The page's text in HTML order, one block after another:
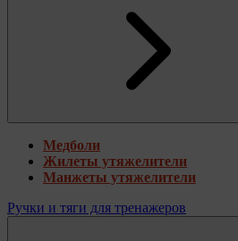
Медболи
Жилеты утяжелители
Манжеты утяжелители
Ручки и тяги для тренажеров